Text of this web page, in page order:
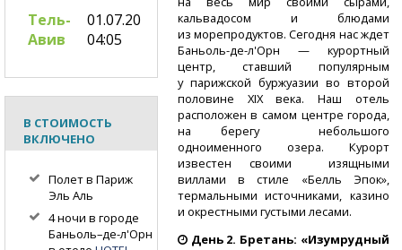
кальвадосом и блюдами
из морепродуктов. Сегодня нас ждет
Баньоль-де-л'Орн — курортный
центр, ставший популярным
у парижской буржуазии во второй
половине XIX века. Наш отель
расположен в самом центре города,
на берегу небольшого
одноименного озера. Курорт
известен своими изящными
виллами в стиле «Белль Эпок»,
термальными источниками, казино
и окрестными густыми лесами.
День 2. Бретань: «Изумрудный
Тель-
Авив
01.07.20
04:05
В СТОИМОСТЬ
ВКЛЮЧЕНО
Полет в Париж
Эль Аль
4 ночи в городе
Баньоль–де-л'Орн